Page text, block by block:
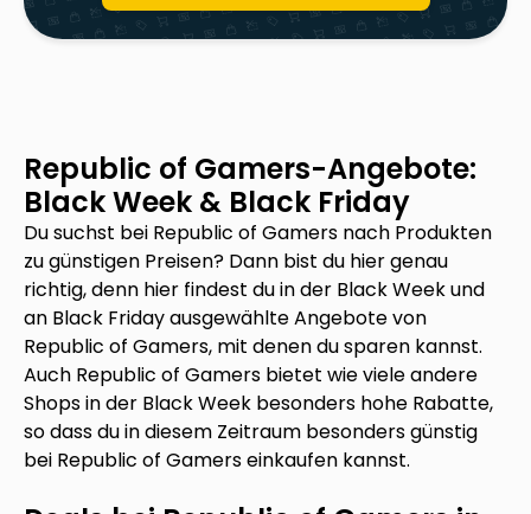
Republic of Gamers-Angebote:
Black Week & Black Friday
Du suchst bei Republic of Gamers nach Produkten
zu günstigen Preisen? Dann bist du hier genau
richtig, denn hier findest du in der Black Week und
an Black Friday ausgewählte Angebote von
Republic of Gamers, mit denen du sparen kannst.
Auch Republic of Gamers bietet wie viele andere
Shops in der Black Week besonders hohe Rabatte,
so dass du in diesem Zeitraum besonders günstig
bei Republic of Gamerseinkaufen kannst.